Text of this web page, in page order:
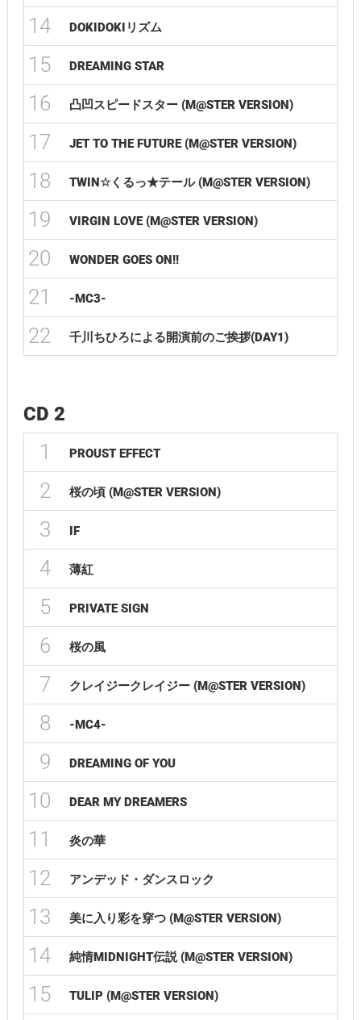
14 DOKIDOKIリズム
15 DREAMING STAR
16 凸凹スピードスター (M@STER VERSION)
17 JET TO THE FUTURE (M@STER VERSION)
18 TWIN☆くるっ★テール (M@STER VERSION)
19 VIRGIN LOVE (M@STER VERSION)
20 WONDER GOES ON!!
21 -MC3-
22 千川ちひろによる開演前のご挨拶(DAY1)
CD 2
1 PROUST EFFECT
2 桜の頃 (M@STER VERSION)
3 IF
4 薄紅
5 PRIVATE SIGN
6 桜の風
7 クレイジークレイジー (M@STER VERSION)
8 -MC4-
9 DREAMING OF YOU
10 DEAR MY DREAMERS
11 炎の華
12 アンデッド・ダンスロック
13 美に入り彩を穿つ (M@STER VERSION)
14 純情MIDNIGHT伝説 (M@STER VERSION)
15 TULIP (M@STER VERSION)